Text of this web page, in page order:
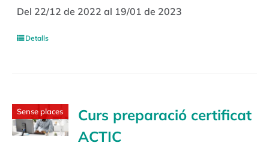
Del 22/12 de 2022 al 19/01 de 2023
Detalls
Sense places
Curs preparació certificat
ACTIC